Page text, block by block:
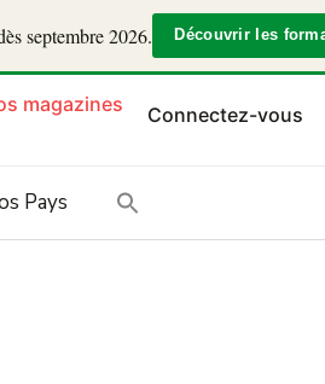
septembre 2026. Découvrir les
magazines Connectez-vous
Pays